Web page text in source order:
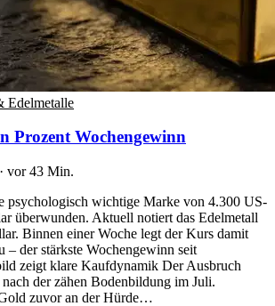
Edelmetalle
Prozent Wochengewinn
· vor 43 Min.
psychologisch wichtige Marke von 4.300 US-
überwunden. Aktuell notiert das Edelmetall
Binnen einer Woche legt der Kurs damit
– der stärkste Wochengewinn seit
zeigt klare Kaufdynamik Der Ausbruch
der zähen Bodenbildung im Juli.
zuvor an der Hürde…